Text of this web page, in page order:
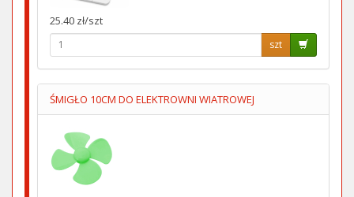
25.40 zł/szt
szt
ŚMIGŁO 10CM DO ELEKTROWNI WIATROWEJ